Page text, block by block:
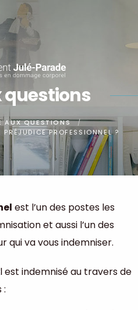
questions
AUX QUESTIONS
PROFESSIONNEL ?
est l’un des postes les
et aussi l’un des
qui va vous indemniser.
est indemnisé au travers de
: